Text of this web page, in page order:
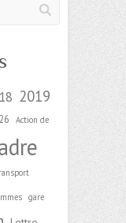
2019
Action de
gare